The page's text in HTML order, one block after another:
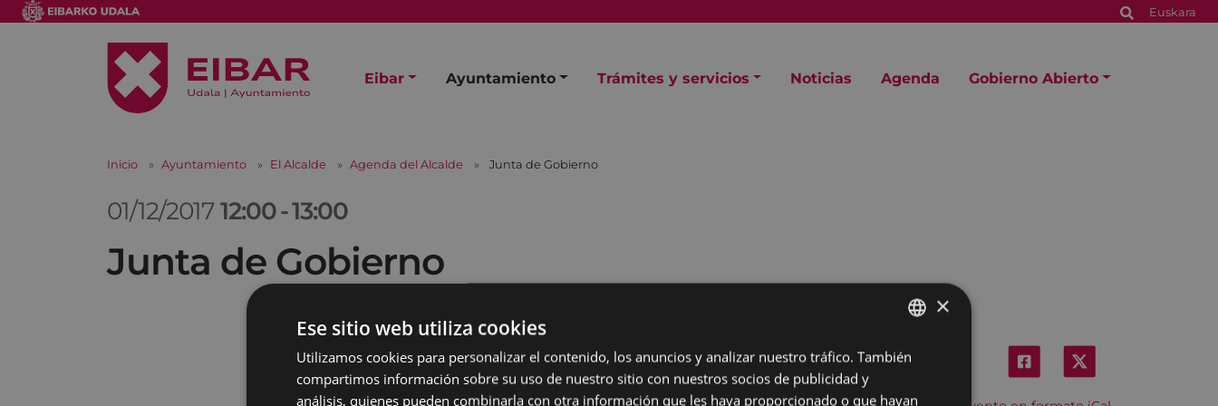
Euskara
Eibar Ayuntamiento Trámites y servicios Noticias Agenda Gobierno Abierto
Inicio Ayuntamiento El Alcalde Agenda del Alcalde Junta de Gobierno
01/12/201712:00-13:00
Junta de Gobierno
BASQUE
×
Ese sitio web utiliza cookies
Utilizamos cookies para personalizar el contenido, los anuncios y analizar nuestro tráfico. También
compartimos información sobre su uso de nuestro sitio con nuestros socios de publicidad y
análisis, quienes pueden combinarla con otra información que les haya proporcionado o que hayan